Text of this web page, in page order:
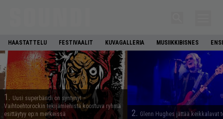
HAASTATTELU FESTIVAALIT KUVAGALLERIA MUSIIKKIBISNES
1. Uusi superbändi on syntynyt –
Vaihtoehtorockin tekijämiehistä koostuva ryhmä
esittäytyy ep:n merkeissä
2. Glenn Hughes jättää keikkalavat